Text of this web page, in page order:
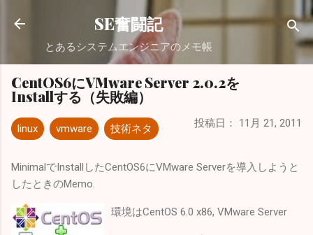
スキップしてメイン コンテンツに移動
SE奮闘記
とあるシステムエンジニアのメモ帳
CentOS6にVMware Server 2.0.2を
Installする（失敗編）
linux vmware 技術ネタ 投稿日： 11月 21, 2011
MinimalでInstallしたCentOS6にVMware Serverを導入しようと
したときのMemo.
環境はCentOS 6.0 x86, VMware Server